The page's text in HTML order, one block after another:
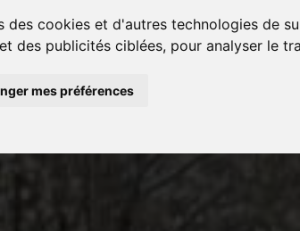
des cookies et d'autres technologies de
des publicités ciblées, pour analyser le
mes préférences